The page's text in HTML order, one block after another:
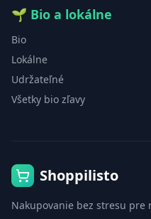
🌱 Bio a lokálne
Bio
Lokálne
Udržateľné
Všetky bio zľavy
Shoppilisto
Nakupovanie bez stresu pre